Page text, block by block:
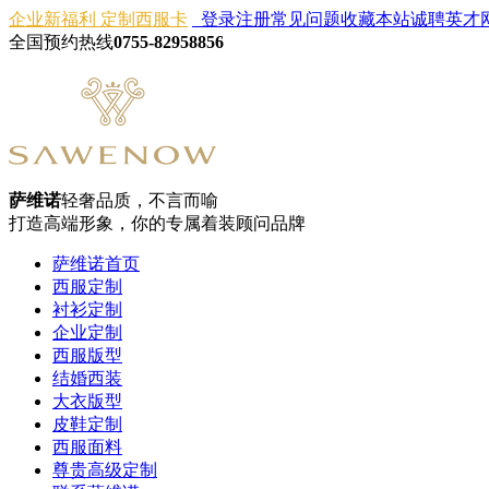
企业新福利 定制西服卡 登录注册常见问题收藏本站诚聘英才
全国预约热线0755-82958856
萨维诺轻奢品质，不言而喻
打造高端形象，你的专属着装顾问品牌
萨维诺首页
西服定制
衬衫定制
企业定制
西服版型
结婚西装
大衣版型
皮鞋定制
西服面料
尊贵高级定制